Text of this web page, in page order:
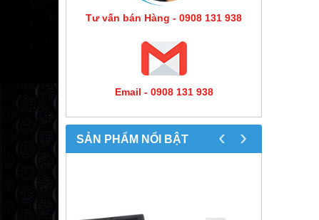
Tư vấn bán Hàng - 0908 131 938
Email - 0908 131 938
SẢN PHẨM NỔI BẬT ‹ ›